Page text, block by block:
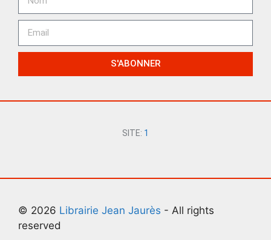
S'ABONNER
SITE: 1
© 2026 Librairie Jean Jaurès - All rights
reserved